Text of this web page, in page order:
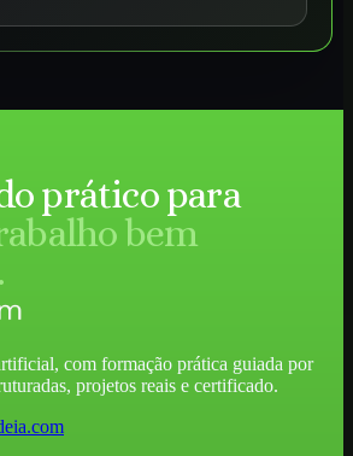
prático para
bem
com formação prática guiada por
projetos reais e certificado.